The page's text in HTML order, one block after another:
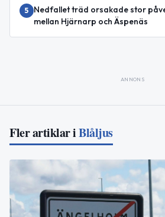
5
Nedfallet träd orsakade stor
mellan Hjärnarp och Äspenäs
ANNONS
Fler artiklar iBlåljus